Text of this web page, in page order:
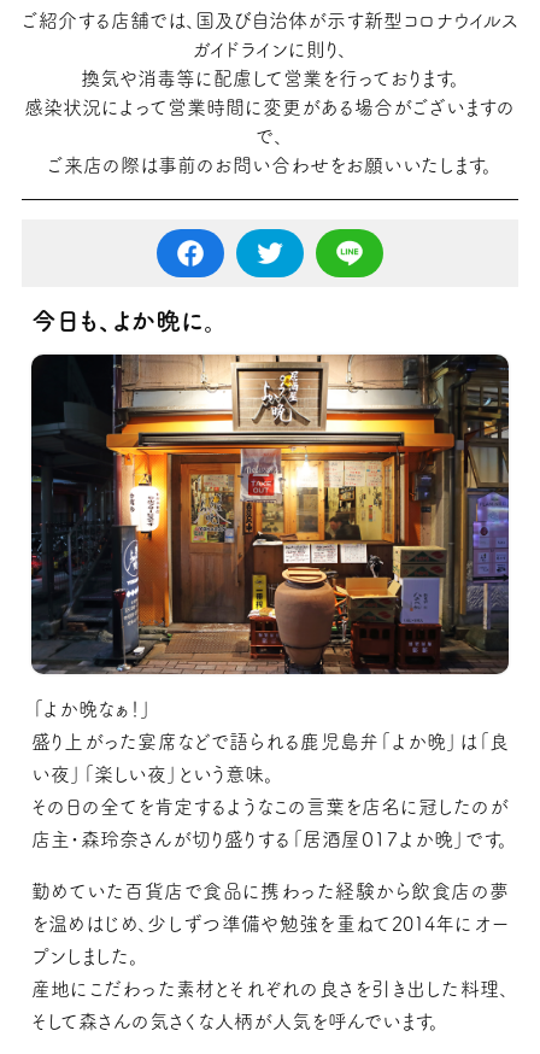
ご紹介する店舗では、国及び自治体が示す新型コロナウイルス
ガイドラインに則り、
換気や消毒等に配慮して営業を行っております。
感染状況によって営業時間に変更がある場合がございますの
で、
ご来店の際は事前のお問い合わせをお願いいたします。
今日も、よか晩に。
「よか晩なぁ！」
盛り上がった宴席などで語られる鹿児島弁「よか晩」は「良
い夜」「楽しい夜」という意味。
その日の全てを肯定するようなこの言葉を店名に冠したのが
店主・森玲奈さんが切り盛りする「居酒屋０１７よか晩」です。
勤めていた百貨店で食品に携わった経験から飲食店の夢
を温めはじめ、少しずつ準備や勉強を重ねて2014年にオー
プンしました。
産地にこだわった素材とそれぞれの良さを引き出した料理、
そして森さんの気さくな人柄が人気を呼んでいます。